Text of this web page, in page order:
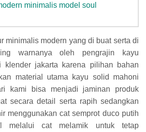
minimalis model soul
minimalis modern yang di buat serta di
warnanya oleh pengrajin kayu
klender jakarta karena pilihan bahan
material utama kayu solid mahoni
kami bisa menjadi jaminan produk
secara detail serta rapih sedangkan
menggunakan cat semprot duco putih
melalui cat melamik untuk tetap